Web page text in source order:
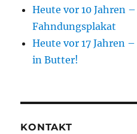
Heute vor 10 Jahren
Fahndungsplakat
Heute vor 17 Jahren
in Butter!
KONTAKT